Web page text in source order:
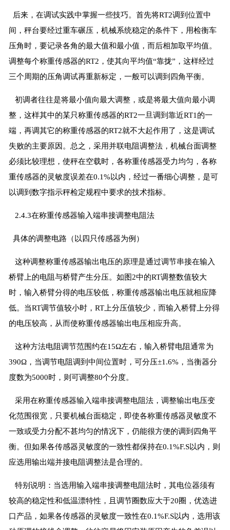
后来，在调试实践中掌握一些技巧。首先将RT2调到位置中
间，秤台要经过重车碾压，机械系统稳定的条件下，用检衡车
压角时，要记录各角的最大值和最小值，而后相加取平均值。
调整每个称重传感器的RT2，使其向平均值“靠拢”，这样经过
三个周期的压角调试再重新标定，一般可以调到四角平衡。
初调者往往是将最小值向最大调整，或是将最大值向最小调
整，这样其中的某只称重传感器的RT2一旦调到靠近RT1的一
端，再调其它的称重传感器的RT2就不大起作用了，这是调试
失败的主要原因。总之，采用并联电阻调整法，机械台面调整
必须比较理想，使秤在空载时，各称重传感器受力均匀，各称
重传感器的灵敏度误差在0.1%以内，经过一番细心调整，是可
以调到数字指示秤检定规程中要求的技术指标。
2.4.3在称重传感器输入端串接调整电阻法
具体的调整电路（以四只传感器为例）
这种调整称重传感器输出电压的原理是通过调节串接在输入
桥臂上的电阻与桥臂产生分压。如图2中的RT调整数值较大
时，输入桥臂分得的电压较低，称重传感器输出电压就相应降
低。当RT调节值较小时，RT上分压值较少，而输入桥臂上分得
的电压较高，从而使称重传感器输出电压相应升高。
这种方法电阻调节范围约在15Ω左右，输入桥臂电阻通常为
390Ω，当调节电阻调到中间位置时，可分压±1.6%，当衡器分
度数为5000时，则可调整80个分度。
采用在称重传感器输入端串接调整电阻法，调整输出电压变
化范围很宽，只要机械台面稳定，即使各称重传感器灵敏度不
一致或受力分配不甚均匀的情况下，仍能很方便的调到四角平
衡。但如果各传感器灵敏度的一致性都保持在0.1%F.S以内，则
应选用输出端并接电阻调整法是合理的。
特别说明：当选用输入端串接调整电阻法时，其电位器须有
较高的稳定性和低温漂特性，且调节圈数应大于20圈，优选进
口产品，如果各传感器的灵敏度一致性在0.1%F.S以内，选用该